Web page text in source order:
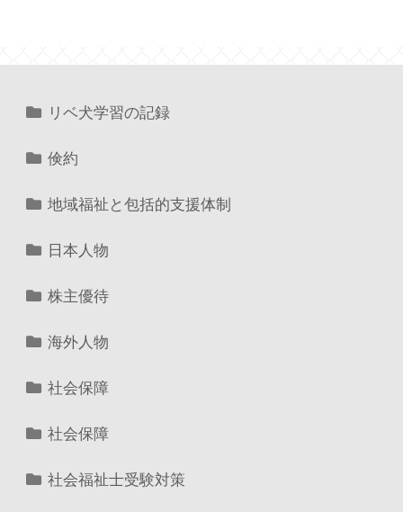
リベ犬学習の記録
倹約
地域福祉と包括的支援体制
日本人物
株主優待
海外人物
社会保障
社会保障
社会福祉士受験対策